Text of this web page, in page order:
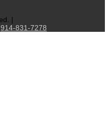
|
914-831-7278